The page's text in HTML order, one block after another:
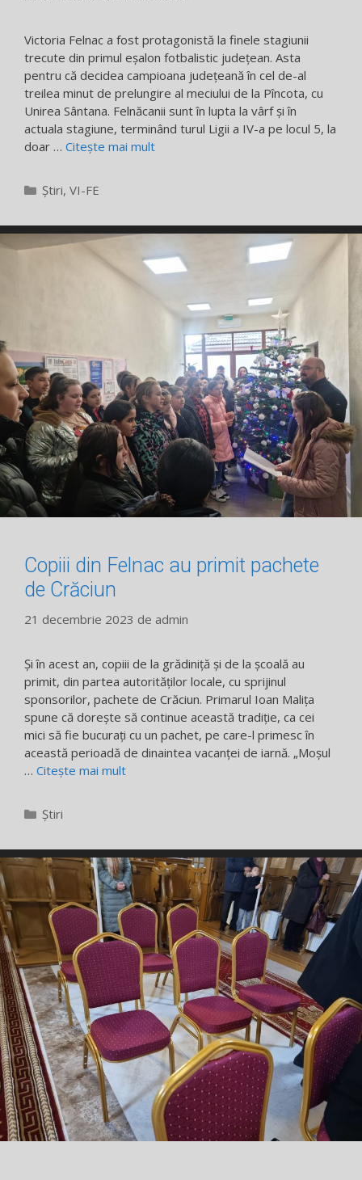
Victoria Felnac a fost protagonistă la finele stagiunii
trecute din primul eșalon fotbalistic județean. Asta
pentru că decidea campioana județeană în cel de-al
treilea minut de prelungire al meciului de la Pîncota, cu
Unirea Sântana. Felnăcanii sunt în lupta la vârf și în
actuala stagiune, terminând turul Ligii a IV-a pe locul 5, la
doar … Citește mai mult
Categorii
Știri, VI-FE
Copiii din Felnac au primit pachete
de Crăciun
21 decembrie 2023 de admin
Şi în acest an, copiii de la grădiniţă şi de la școală au
primit, din partea autorităţilor locale, cu sprijinul
sponsorilor, pachete de Crăciun. Primarul Ioan Malița
spune că dorește să continue această tradiţie, ca cei
mici să fie bucuraţi cu un pachet, pe care-l primesc în
această perioadă de dinaintea vacanţei de iarnă. „Moșul
… Citește mai mult
Categorii
Știri